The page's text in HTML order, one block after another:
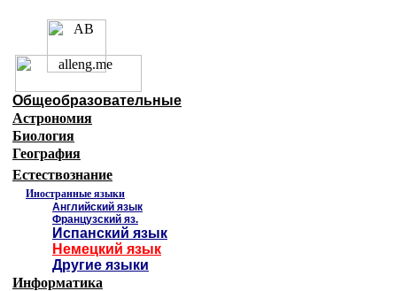
Общеобразовательные
Астрономия
Биология
География
Естествознание
Иностранные языки
Английский язык
Французский яз.
Испанский язык
Немецкий язык
Другие языки
Информатика